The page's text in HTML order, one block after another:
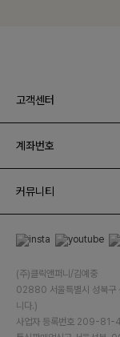
고객센터
계좌번호
커뮤니티
(주)클릭앤퍼니/김예중
02880 서울특별시 성북구
니다.)
사업자 등록번호 209-